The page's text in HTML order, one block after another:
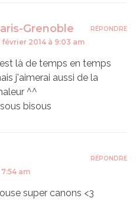
Grenoble
février 2014 à 9:03 am
là de temps en temps
j'aimerai aussi de la
^^
bisous
RÉPONDRE
am
super canons <3
RÉPONDRE